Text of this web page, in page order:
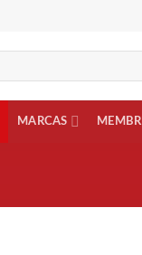
MARCAS